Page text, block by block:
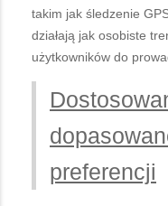
takim jak śledzenie
działają jak osobiste
użytkowników do
preferencji